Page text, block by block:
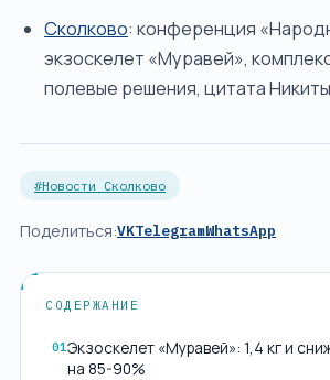
Сколково: конференция
экзоскелет «Муравей»,
полевые решения, цитата
#Новости Сколково
Поделиться:VKTelegramWhatsApp
СОДЕРЖАНИЕ
01Экзоскелет «Муравей»: 1,4 кг и
на 85-90%